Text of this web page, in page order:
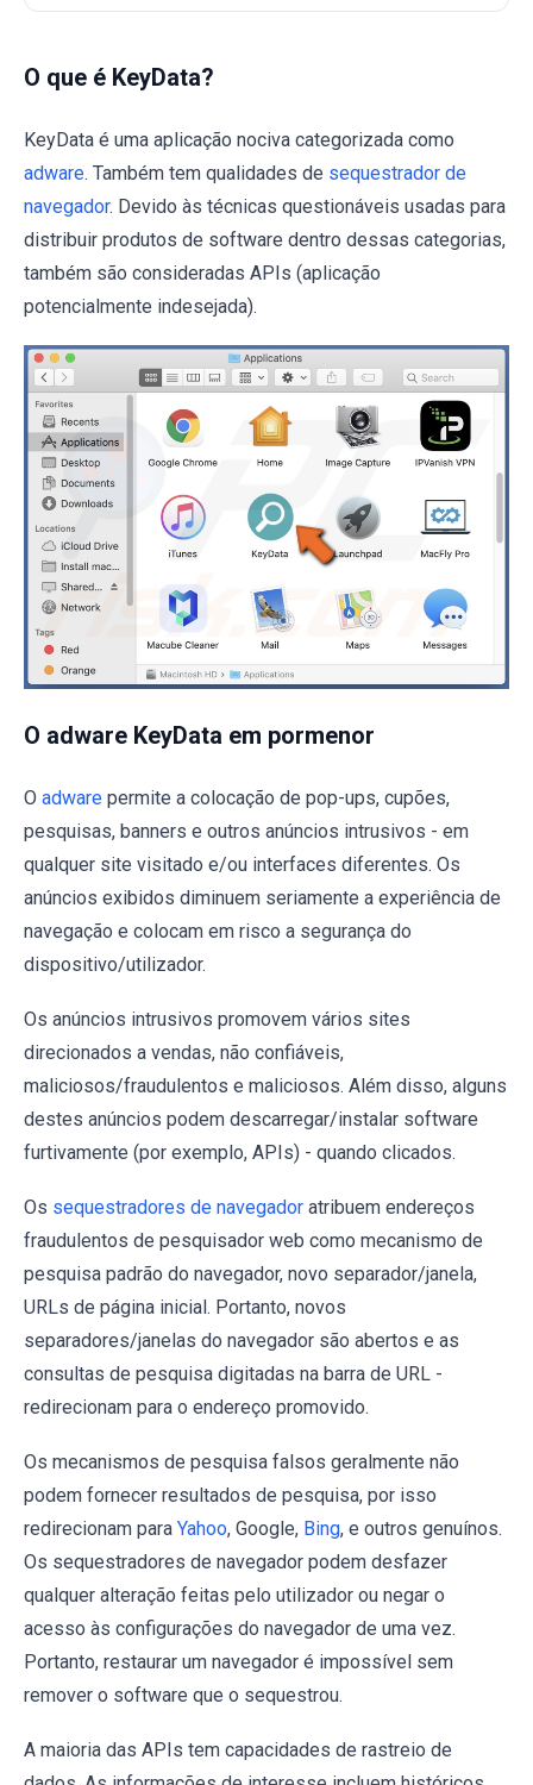
O que é KeyData?
KeyData é uma aplicação nociva categorizada como
adware. Também tem qualidades de sequestrador de
navegador. Devido às técnicas questionáveis usadas para
distribuir produtos de software dentro dessas categorias,
também são consideradas APIs (aplicação
potencialmente indesejada).
O adware KeyData em pormenor
O adware permite a colocação de pop-ups, cupões,
pesquisas, banners e outros anúncios intrusivos - em
qualquer site visitado e/ou interfaces diferentes. Os
anúncios exibidos diminuem seriamente a experiência de
navegação e colocam em risco a segurança do
dispositivo/utilizador.
Os anúncios intrusivos promovem vários sites
direcionados a vendas, não confiáveis,
maliciosos/fraudulentos e maliciosos. Além disso, alguns
destes anúncios podem descarregar/instalar software
furtivamente (por exemplo, APIs) - quando clicados.
Os sequestradores de navegador atribuem endereços
fraudulentos de pesquisador web como mecanismo de
pesquisa padrão do navegador, novo separador/janela,
URLs de página inicial. Portanto, novos
separadores/janelas do navegador são abertos e as
consultas de pesquisa digitadas na barra de URL -
redirecionam para o endereço promovido.
Os mecanismos de pesquisa falsos geralmente não
podem fornecer resultados de pesquisa, por isso
redirecionam para Yahoo, Google, Bing, e outros genuínos.
Os sequestradores de navegador podem desfazer
qualquer alteração feitas pelo utilizador ou negar o
acesso às configurações do navegador de uma vez.
Portanto, restaurar um navegador é impossível sem
remover o software que o sequestrou.
A maioria das APIs tem capacidades de rastreio de